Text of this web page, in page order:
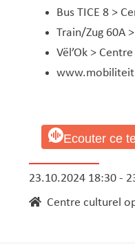
Bus TICE 8 >
Train/Zug 60A
Vël’Ok >
Ecouter ce
23.10.2024 18:30 -
Centre culturel